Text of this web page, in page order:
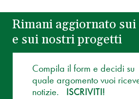
Rimani aggiornato
e sui nostri progetti
Compila il form e decidi su
quale argomento vuoi
notizie.
ISCRIVITI!